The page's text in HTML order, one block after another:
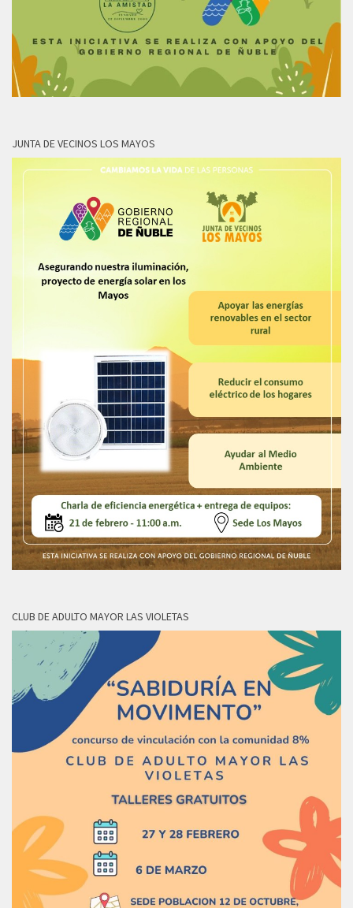
JUNTA DE VECINOS LOS MAYOS
CLUB DE ADULTO MAYOR LAS VIOLETAS